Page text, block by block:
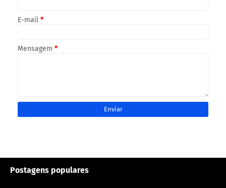
E-mail *
Mensagem *
Postagens populares